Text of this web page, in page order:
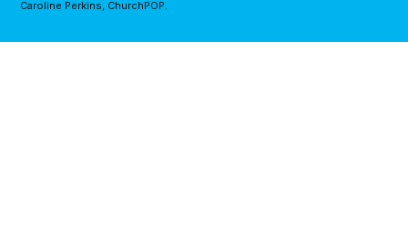
Caroline Perkins, ChurchPOP.